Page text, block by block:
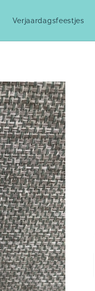
Verjaardagsfeestjes